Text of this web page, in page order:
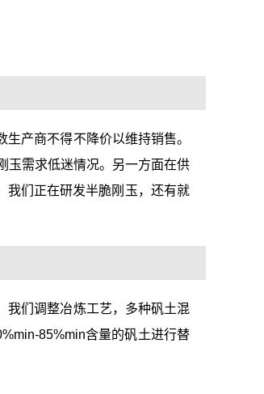
产商不得不降价以维持销售。
玉需求低迷情况。另一方面在供
我们正在研发半脆刚玉，还有就
我们调整冶炼工艺，多种矾土混
85%min含量的矾土进行替